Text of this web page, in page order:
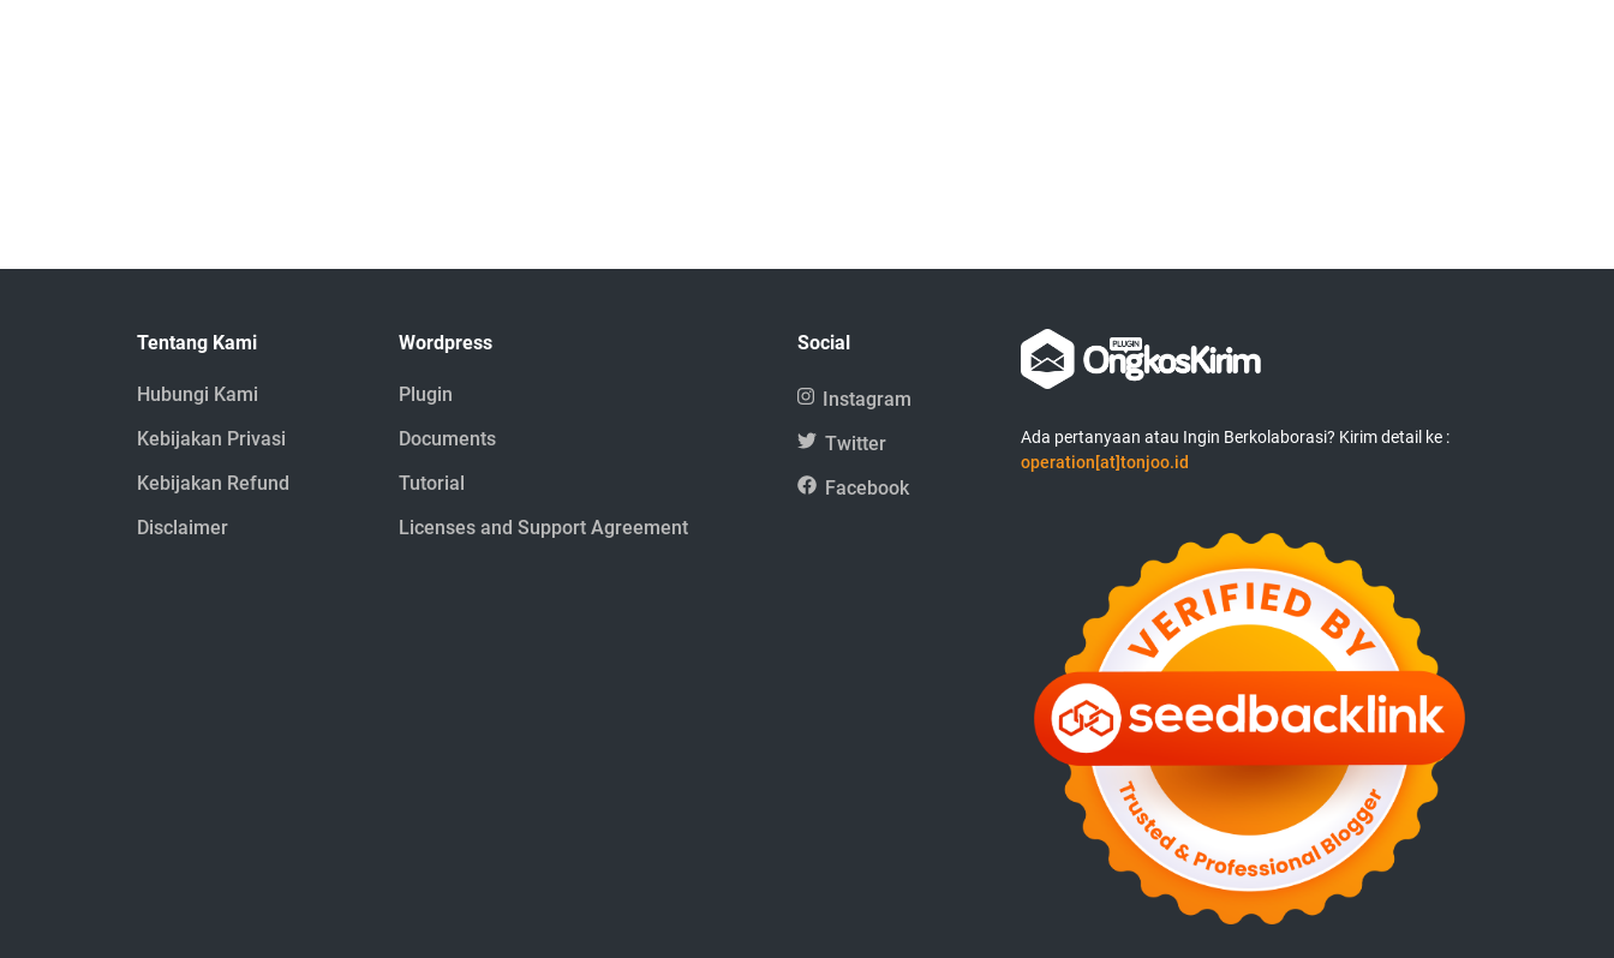
Tentang Kami
Hubungi Kami
Kebijakan Privasi
Kebijakan Refund
Disclaimer
Wordpress
Plugin
Documents
Tutorial
Licenses and Support Agreement
Social
Instagram
Twitter
Facebook
Ada pertanyaan atau Ingin Berkolaborasi? Kirim detail ke :
operation[at]tonjoo.id